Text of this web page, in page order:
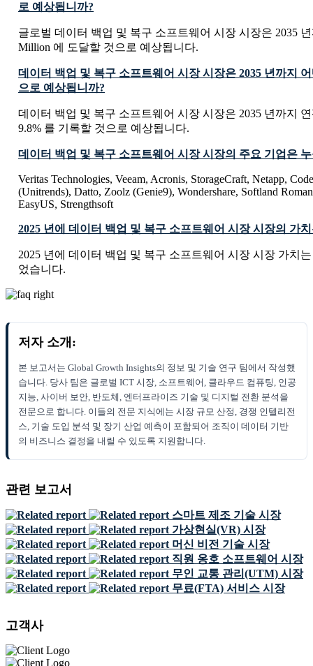
로 예상됩니까?
글로벌 데이터 백업 및 복구 소프트웨어 시장 시장은 2035
Million 에 도달할 것으로 예상됩니다.
데이터 백업 및 복구 소프트웨어 시장 시장은 2035 년까지
으로 예상됩니까?
데이터 백업 및 복구 소프트웨어 시장 시장은 2035 년까지
9.8% 를 기록할 것으로 예상됩니다.
데이터 백업 및 복구 소프트웨어 시장 시장의 주요 기업은
Veritas Technologies, Veeam, Acronis, StorageCraft, Netapp,
(Unitrends), Datto, Zoolz (Genie9), Wondershare, Softland
EasyUS, Strengthsoft
2025 년에 데이터 백업 및 복구 소프트웨어 시장 시장의 가
2025 년에 데이터 백업 및 복구 소프트웨어 시장 시장 가치
었습니다.
저자 소개:
본 보고서는 Global Growth Insights의 정보 및 기술 연구 팀에서 작성했
습니다. 당사 팀은 글로벌 ICT 시장, 소프트웨어, 클라우드 컴퓨팅, 인공
지능, 사이버 보안, 반도체, 엔터프라이즈 기술 및 디지털 전환 분석을
전문으로 합니다. 이들의 전문 지식에는 시장 규모 산정, 경쟁 인텔리전
스, 기술 도입 분석 및 장기 산업 예측이 포함되어 조직이 데이터 기반
의 비즈니스 결정을 내릴 수 있도록 지원합니다.
관련 보고서
스마트 제조 기술 시장
가상현실(VR) 시장
머신 비전 기술 시장
직원 옹호 소프트웨어 시장
무인 교통 관리(UTM) 시장
무료(FTA) 서비스 시장
고객사